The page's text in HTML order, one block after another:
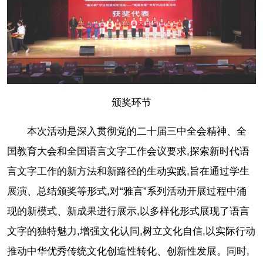
颁奖环节
本次活动是深入贯彻党的二十届三中全会精神、全
国教育大会和全国语言文字工作会议要求,探索新时代语
言文字工作的新方法和新路径的生动实践,旨在通过学生
展演、总结颁奖等形式,对“雅言”系列活动开展过程中涌
现的新模式、新成果进行展示,以多样化形式展现了语言
文字的独特魅力,增强文化认同,树立文化自信,以实际行动
推动中华优秀传统文化创造性转化、创新性发展。同时,